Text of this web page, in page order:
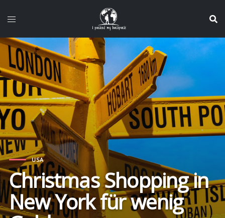
Inhalt
USA
Christmas Shopping in
New York für wenig